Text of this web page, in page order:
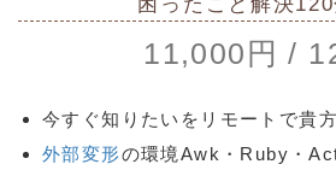
11,000円 /
今すぐ知りたいをリモートで貴
外部変形の環境Awk・Ruby・